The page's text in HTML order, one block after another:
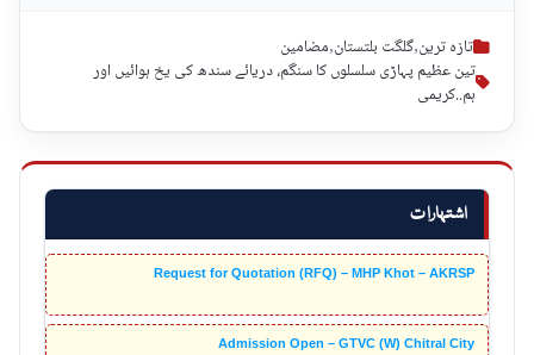
اشتہارات
Request for Quotation (RFQ) – MHP Khot – AKRSP
Admission Open – GTVC (W) Chitral City
تازہ ترین,گلگت بلتستان,مضامین
تین عظیم پہاڑی سلسلوں کا سنگم، دریائے سندھ کی یخ ہوائیں اور
ہم..کریمی